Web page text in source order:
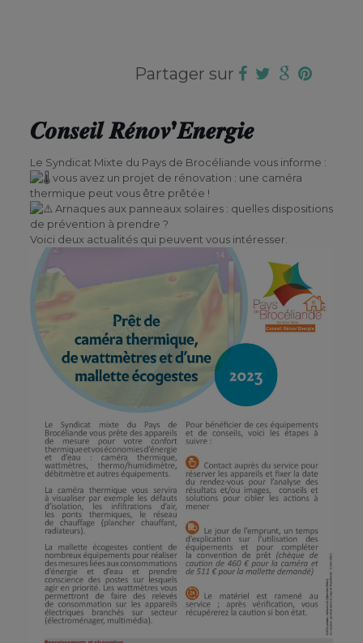
Partager sur
𝑪𝒐𝒏𝒔𝒆𝒊𝒍 𝑹𝒆́𝒏𝒐𝒗’𝑬𝒏𝒆𝒓𝒈𝒊𝒆
Le Syndicat Mixte du Pays de Brocéliande vous informe :
vous avez un projet de rénovation : une caméra
thermique peut vous être prêtée !
Arnaques aux panneaux solaires : quelles dispositions
de prévention à prendre ?
Voici deux actualités qui peuvent vous intéresser.